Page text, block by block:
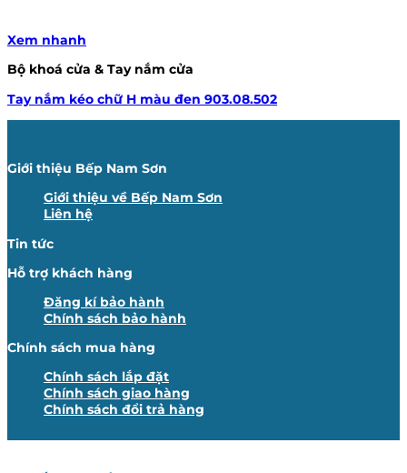
Xem nhanh
Bộ khoá cửa & Tay nắm cửa
Tay nắm kéo chữ H màu đen 903.08.502
Giới thiệu Bếp Nam Sơn
Giới thiệu về Bếp Nam Sơn
Liên hệ
Tin tức
Hỗ trợ khách hàng
Đăng kí bảo hành
Chính sách bảo hành
Chính sách mua hàng
Chính sách lắp đặt
Chính sách giao hàng
Chính sách đổi trả hàng